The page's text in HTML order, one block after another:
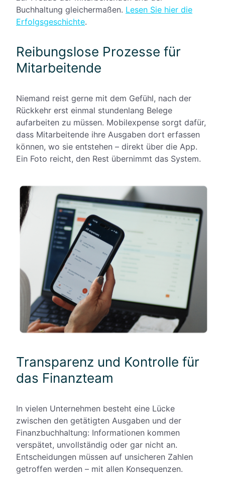
Buchhaltung gleichermaßen. Lesen Sie hier die
Erfolgsgeschichte.
Reibungslose Prozesse für
Mitarbeitende
Niemand reist gerne mit dem Gefühl, nach der
Rückkehr erst einmal stundenlang Belege
aufarbeiten zu müssen. Mobilexpense sorgt dafür,
dass Mitarbeitende ihre Ausgaben dort erfassen
können, wo sie entstehen – direkt über die App.
Ein Foto reicht, den Rest übernimmt das System.
Transparenz und Kontrolle für
das Finanzteam
In vielen Unternehmen besteht eine Lücke
zwischen den getätigten Ausgaben und der
Finanzbuchhaltung: Informationen kommen
verspätet, unvollständig oder gar nicht an.
Entscheidungen müssen auf unsicheren Zahlen
getroffen werden – mit allen Konsequenzen.